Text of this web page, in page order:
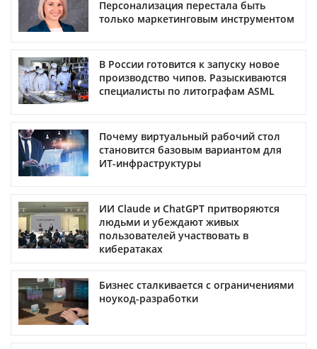
Персонализация перестала быть
только маркетинговым инструментом
В России готовится к запуску новое
производство чипов. Разыскиваются
специалисты по литографам ASML
Почему виртуальный рабочий стол
становится базовым вариантом для
ИТ-инфраструктуры
ИИ Claude и ChatGPT притворяются
людьми и убеждают живых
пользователей участвовать в
кибератаках
Бизнес сталкивается с ограничениями
ноукод-разработки